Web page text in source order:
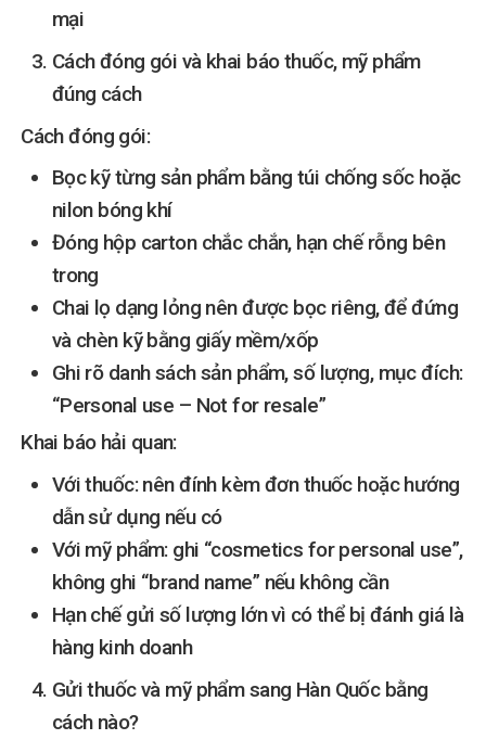
mại
Cách đóng gói và khai báo thuốc, mỹ phẩm
đúng cách
Cách đóng gói:
Bọc kỹ từng sản phẩm bằng túi chống sốc hoặc
nilon bóng khí
Đóng hộp carton chắc chắn, hạn chế rỗng bên
trong
Chai lọ dạng lỏng nên được bọc riêng, để đứng
và chèn kỹ bằng giấy mềm/xốp
Ghi rõ danh sách sản phẩm, số lượng, mục đích:
“Personal use – Not for resale”
Khai báo hải quan:
Với thuốc: nên đính kèm đơn thuốc hoặc hướng
dẫn sử dụng nếu có
Với mỹ phẩm: ghi “cosmetics for personal use”,
không ghi “brand name” nếu không cần
Hạn chế gửi số lượng lớn vì có thể bị đánh giá là
hàng kinh doanh
Gửi thuốc và mỹ phẩm sang Hàn Quốc bằng
cách nào?